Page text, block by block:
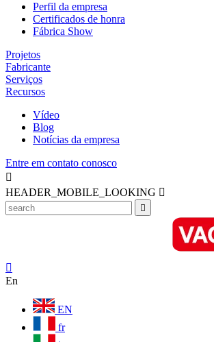
Perfil da empresa
Certificados de honra
Fábrica Show
Projetos
Fabricante
Serviços
Recursos
Vídeo
Blog
Notícias da empresa
Entre em contato conosco

HEADER_MOBILE_LOOKING 


En
EN
fr